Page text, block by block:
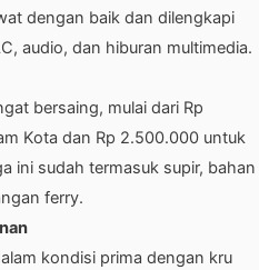
dengan baik dan dilengkapi
audio, dan hiburan multimedia.
bersaing, mulai dari Rp
Kota dan Rp 2.500.000 untuk
ini sudah termasuk supir, bahan
ferry.
kondisi prima dengan kru